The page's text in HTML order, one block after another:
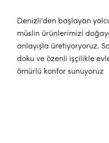
Denizli'den başlayan
müslin ürünlerimizi
anlayışla üretiyoryoruz.
doku ve özenli işçilikle
ömürlü konfor sunuyoruz